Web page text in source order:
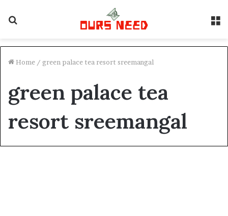
Home / green palace tea resort sreemangal
green palace tea
resort sreemangal